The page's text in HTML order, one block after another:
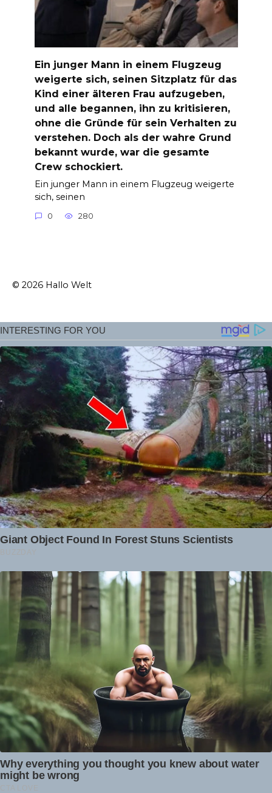
Ein junger Mann in einem Flugzeug
weigerte sich, seinen Sitzplatz für das
Kind einer älteren Frau aufzugeben,
und alle begannen, ihn zu kritisieren,
ohne die Gründe für sein Verhalten zu
verstehen. Doch als der wahre Grund
bekannt wurde, war die gesamte
Crew schockiert.
Ein junger Mann in einem Flugzeug weigerte
sich, seinen
0 280
© 2026 Hallo Welt